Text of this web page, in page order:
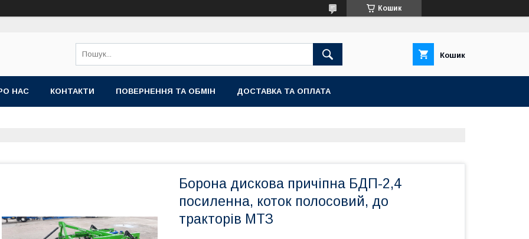
Кошик
Кошик
НАС КОНТАКТИ ПОВЕРНЕННЯ ТА ОБМІН ДОСТАВКА ТА ОПЛАТА
Борона дискова причіпна БДП-2,4
посиленна, коток полосовий, до
тракторів МТЗ